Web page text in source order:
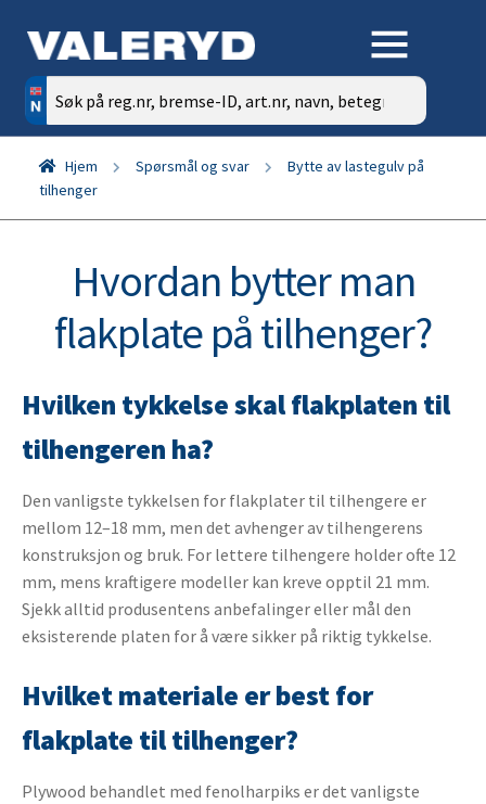
Søk
etter:
Hjem Spørsmål og svar
Bytte av lastegulv på
tilhenger
Hvordan bytter man
flakplate på tilhenger?
Hvilken tykkelse skal flakplaten til
tilhengeren ha?
Den vanligste tykkelsen for flakplater til tilhengere er
mellom 12–18 mm, men det avhenger av tilhengerens
konstruksjon og bruk. For lettere tilhengere holder ofte 12
mm, mens kraftigere modeller kan kreve opptil 21 mm.
Sjekk alltid produsentens anbefalinger eller mål den
eksisterende platen for å være sikker på riktig tykkelse.
Hvilket materiale er best for
flakplate til tilhenger?
Plywood behandlet med fenolharpiks er det vanligste